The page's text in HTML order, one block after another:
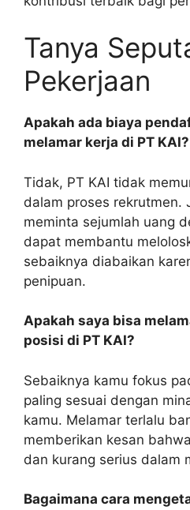
Tanya
Pekerjaan
Apakah ada biaya
melamar kerja di PT KAI?
Tidak, PT KAI tidak
dalam proses rekrutmen.
meminta sejumlah uang
dapat membantu
sebaiknya diabaikan
penipuan.
Apakah saya bisa
posisi di PT KAI?
Sebaiknya kamu fokus
paling sesuai dengan
kamu. Melamar terlalu
memberikan kesan
dan kurang serius dalam
Bagaimana cara